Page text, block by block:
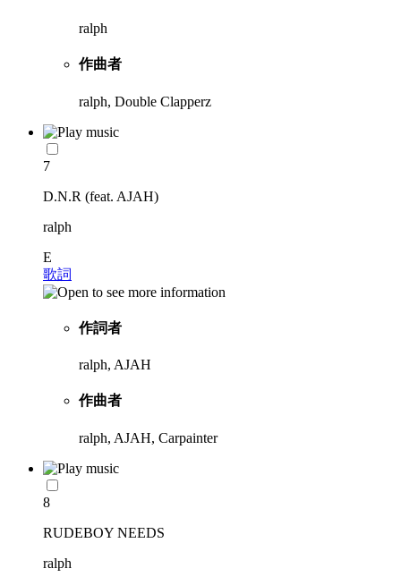
ralph
作曲者
ralph, Double Clapperz
7
D.N.R (feat. AJAH)
ralph
E
歌詞
作詞者
ralph, AJAH
作曲者
ralph, AJAH, Carpainter
8
RUDEBOY NEEDS
ralph